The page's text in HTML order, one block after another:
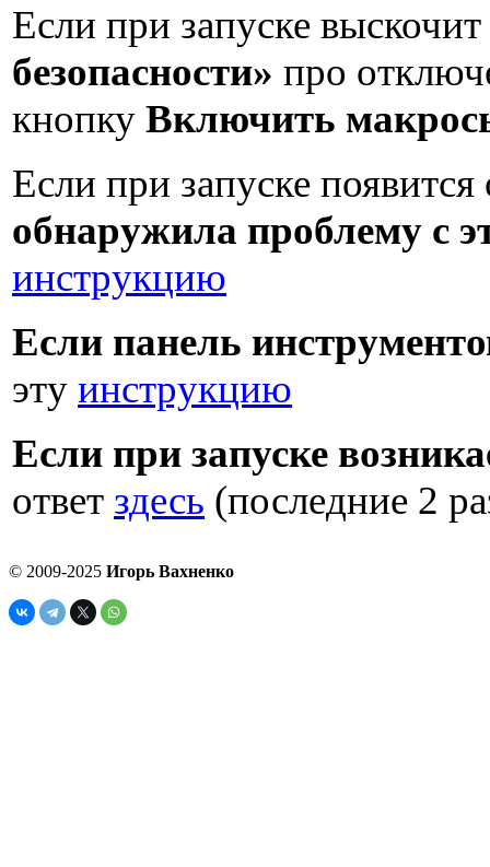
Если при запуске
безопасности» про
кнопку Включить
Если при запуске
обнаружила проблему с
инструкцию
Если панель
эту инструкцию
Если при запуске
ответ здесь (последние 2
© 2009-2025 Игорь Вахненко